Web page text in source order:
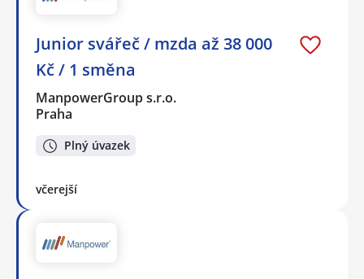
Junior svářeč / mzda až 38 000
Kč / 1 směna
ManpowerGroup s.r.o.
Praha
Plný úvazek
včerejší